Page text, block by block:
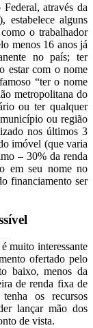
através da
alguns
o trabalhador
menos 16 anos já
no país; ter
estar com o nome
“ter o nome
metropolitana do
ou ter qualquer
ou região
nos últimos 3
imóvel (que varia
– 30% da renda
em seu nome no
financiamento ser
muito interessante
ofertado pelo
baixo, menos da
de renda fixa de
os recursos
lançar mão dos
de vista.